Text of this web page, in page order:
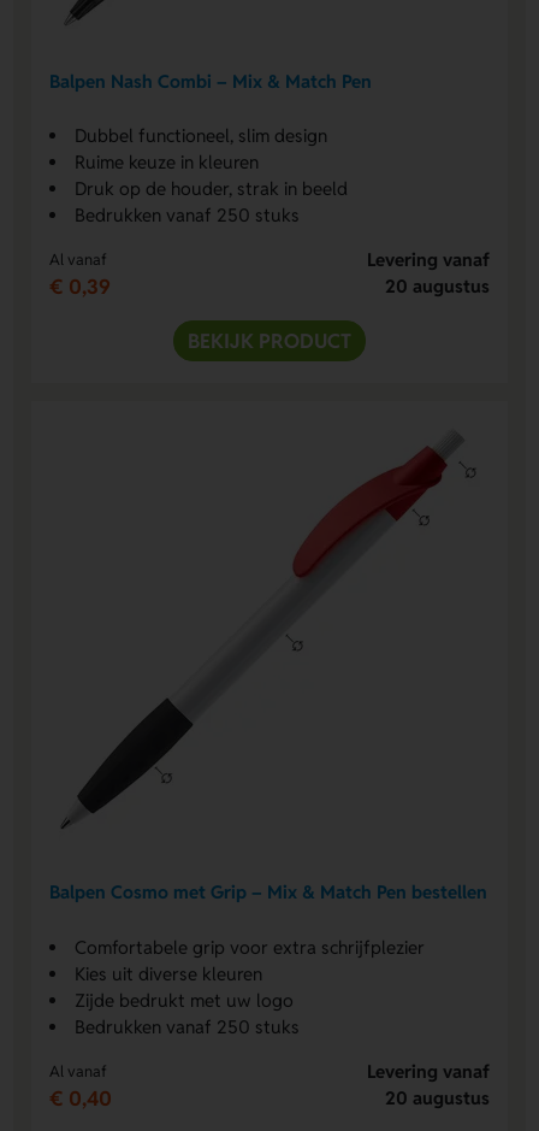
Balpen Nash Combi – Mix & Match Pen
Dubbel functioneel, slim design
Ruime keuze in kleuren
Druk op de houder, strak in beeld
Bedrukken vanaf 250 stuks
Al vanaf
€ 0,39
Levering vanaf
20 augustus
BEKIJK PRODUCT
Balpen Cosmo met Grip – Mix & Match Pen bestellen
Comfortabele grip voor extra schrijfplezier
Kies uit diverse kleuren
Zijde bedrukt met uw logo
Bedrukken vanaf 250 stuks
Al vanaf
€ 0,40
Levering vanaf
20 augustus